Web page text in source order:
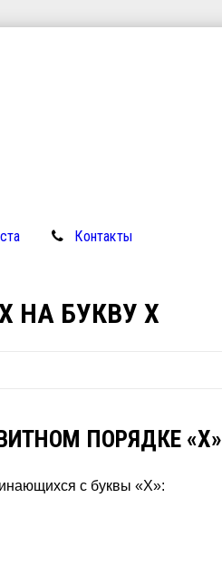
Контакты
НА БУКВУ Х
ПОРЯДКЕ «Х»
с буквы «Х»: